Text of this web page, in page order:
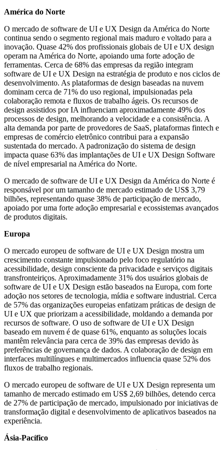
América do Norte
O mercado de software de UI e UX Design da América do Norte
continua sendo o segmento regional mais maduro e voltado para a
inovação. Quase 42% dos profissionais globais de UI e UX design
operam na América do Norte, apoiando uma forte adoção de
ferramentas. Cerca de 68% das empresas da região integram
software de UI e UX Design na estratégia de produto e nos ciclos de
desenvolvimento. As plataformas de design baseadas na nuvem
dominam cerca de 71% do uso regional, impulsionadas pela
colaboração remota e fluxos de trabalho ágeis. Os recursos de
design assistidos por IA influenciam aproximadamente 49% dos
processos de design, melhorando a velocidade e a consistência. A
alta demanda por parte de provedores de SaaS, plataformas fintech e
empresas de comércio eletrônico contribui para a expansão
sustentada do mercado. A padronização do sistema de design
impacta quase 63% das implantações de UI e UX Design Software
de nível empresarial na América do Norte.
O mercado de software de UI e UX Design da América do Norte é
responsável por um tamanho de mercado estimado de US$ 3,79
bilhões, representando quase 38% de participação de mercado,
apoiado por uma forte adoção empresarial e ecossistemas avançados
de produtos digitais.
Europa
O mercado europeu de software de UI e UX Design mostra um
crescimento constante impulsionado pelo foco regulatório na
acessibilidade, design consciente da privacidade e serviços digitais
transfronteiriços. Aproximadamente 31% dos usuários globais de
software de UI e UX Design estão baseados na Europa, com forte
adoção nos setores de tecnologia, mídia e software industrial. Cerca
de 57% das organizações europeias enfatizam práticas de design de
UI e UX que priorizam a acessibilidade, moldando a demanda por
recursos de software. O uso de software de UI e UX Design
baseado em nuvem é de quase 61%, enquanto as soluções locais
mantêm relevância para cerca de 39% das empresas devido às
preferências de governança de dados. A colaboração de design em
interfaces multilíngues e multimercados influencia quase 52% dos
fluxos de trabalho regionais.
O mercado europeu de software de UI e UX Design representa um
tamanho de mercado estimado em US$ 2,69 bilhões, detendo cerca
de 27% de participação de mercado, impulsionado por iniciativas de
transformação digital e desenvolvimento de aplicativos baseados na
experiência.
Ásia-Pacífico